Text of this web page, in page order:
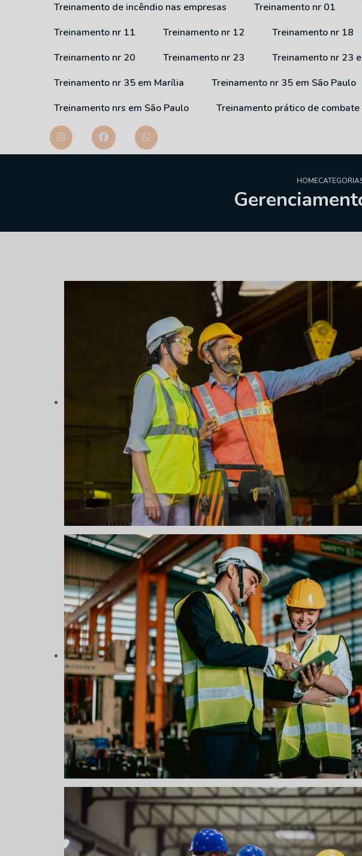
Treinamento de incêndio nas empresas
Treinamento nr 01
Treinamento nr 11
Treinamento nr 12 Treinamento nr 18
Treinamento nr 20
Treinamento nr 23 Treinamento nr 23
Treinamento nr 35 em Marília
Treinamento nr 35 em São Paulo
Treinamento nrs em São Paulo
Treinamento prático de
HOME